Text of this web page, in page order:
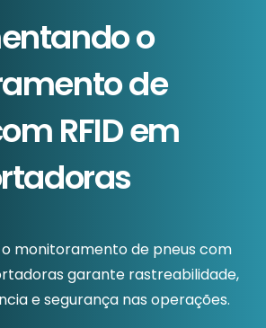
o
de
RFID em
monitoramento de pneus com
garante rastreabilidade,
e segurança nas operações.